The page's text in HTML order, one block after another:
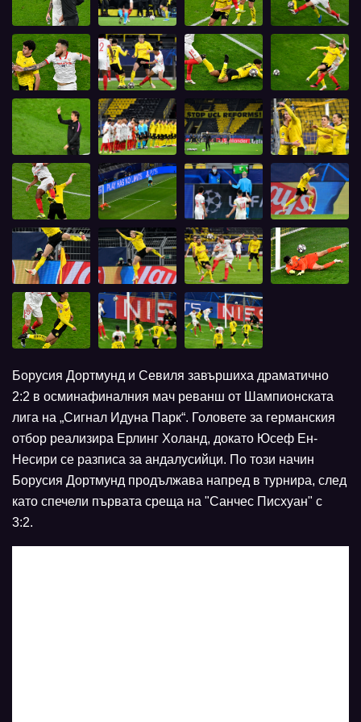
Борусия Дортмунд и Севиля завършиха драмaтично
2:2 в осминафиналния мач реванш от Шампионската
лига на „Сигнал Идуна Парк“. Головете за германския
отбор реализира Ерлинг Холанд, докато Юсеф Ен-
Несири се разписа за андалусийци. По този начин
Борусия Дортмунд продължава напред в турнира, след
като спечели първата среща на "Санчес Писхуан" с
3:2.